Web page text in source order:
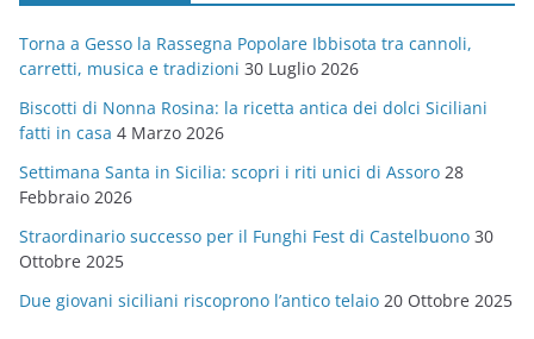
o
r
i
e
Torna a Gesso la Rassegna Popolare Ibbisota tra cannoli,
carretti, musica e tradizioni 30 Luglio 2026
Biscotti di Nonna Rosina: la ricetta antica dei dolci Siciliani
fatti in casa 4 Marzo 2026
Settimana Santa in Sicilia: scopri i riti unici di Assoro 28
Febbraio 2026
Straordinario successo per il Funghi Fest di Castelbuono 30
Ottobre 2025
Due giovani siciliani riscoprono l’antico telaio 20 Ottobre 2025